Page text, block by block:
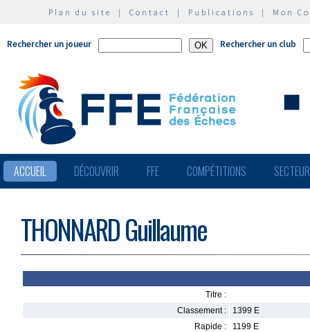
Plan du site | Contact | Publications | Mon
Rechercher un joueur Rechercher un club
ACCUEIL DÉCOUVRIR FFE COMPÉTITIONS
THONNARD Guillaume
Titre :
Classement :
1399 E
Rapide :
1199 E